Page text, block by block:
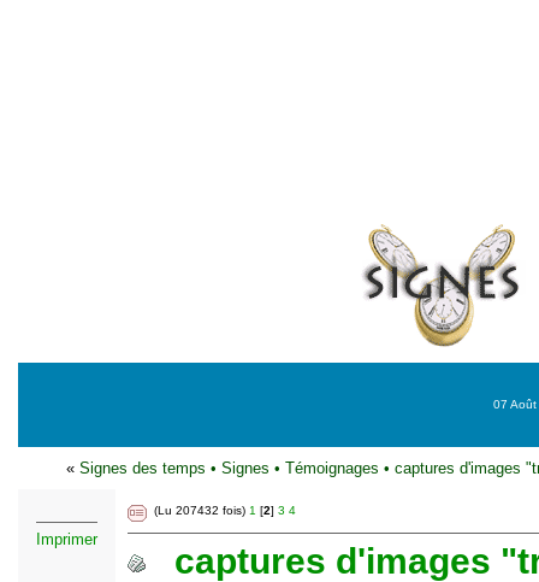
07
« Signes des temps • Signes • Témoignages • captures d'images
Imprimer
(Lu 207432 fois) 1 [2] 3 4
captures d'images